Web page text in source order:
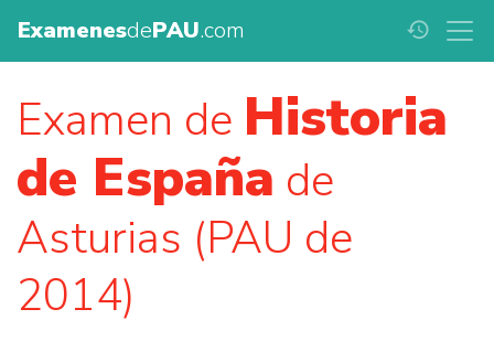
ExamenesdePAU.com history
Examen de Historia
de España de
Asturias (PAU de
2014)